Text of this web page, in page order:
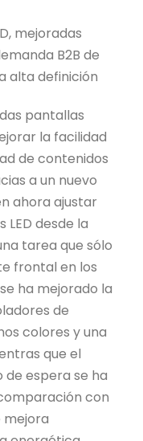
mejoradas
B2B de
alta definición
pantallas
la facilidad
de contenidos
a un nuevo
ahora ajustar
LED desde la
tarea que sólo
frontal en los
ha mejorado la
de
colores y una
que el
espera se ha
con
mejora